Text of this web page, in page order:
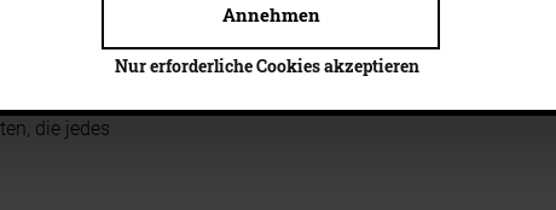
Nur erforderliche Cookies akzeptieren
Annehmen
– lebendig
die jedes